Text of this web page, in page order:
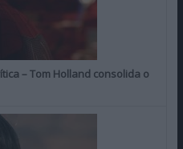
– Tom Holland consolida o